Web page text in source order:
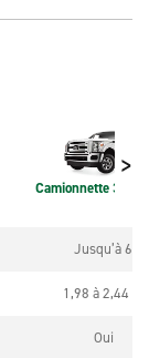
>
Camionnette 3/4
Jusqu’à 6
1,98 à 2,44 m
Oui